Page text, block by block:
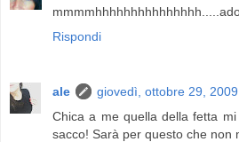
Rispondi
ale
giovedì, ottobre 29,
Chica a me quella della fetta
sacco! Sarà per questo che non